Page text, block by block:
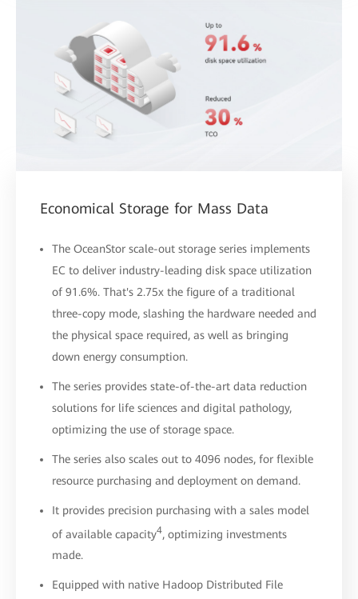
Economical Storage for Mass Data
The OceanStor scale-out storage series implements
EC to deliver industry-leading disk space utilization
of 91.6%. That's 2.75x the figure of a traditional
three-copy mode, slashing the hardware needed and
the physical space required, as well as bringing
down energy consumption.
The series provides state-of-the-art data reduction
solutions for life sciences and digital pathology,
optimizing the use of storage space.
The series also scales out to 4096 nodes, for flexible
resource purchasing and deployment on demand.
It provides precision purchasing with a sales model
of available capacity4, optimizing investments
made.
Equipped with native Hadoop Distributed File